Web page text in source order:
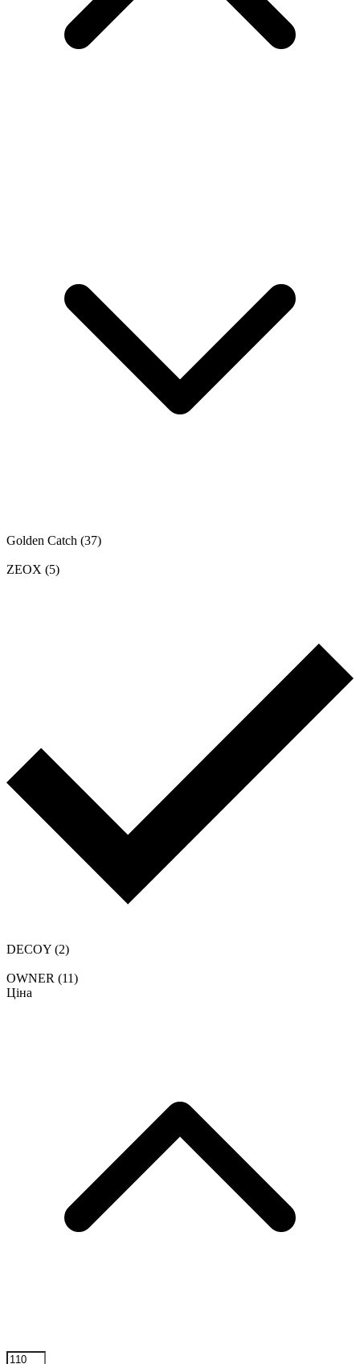
Golden Catch (37)
ZEOX (5)
DECOY (2)
OWNER (11)
Ціна